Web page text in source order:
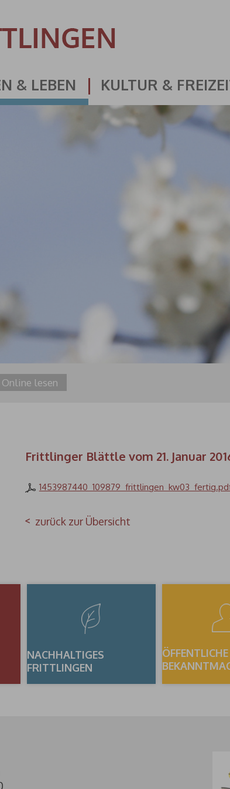
& LEBEN KULTUR &
Online lesen
Frittlinger Blättle vom 21. Januar
zurück zur Übersicht
NACHHALTIGES
FRITTLINGEN
ÖFFENTLICHE